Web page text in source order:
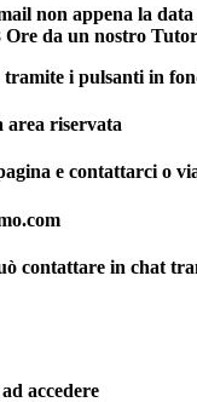
non appena la
da un nostro
i pulsanti in
area riservata
e contattarci o
contattare in chat
accedere